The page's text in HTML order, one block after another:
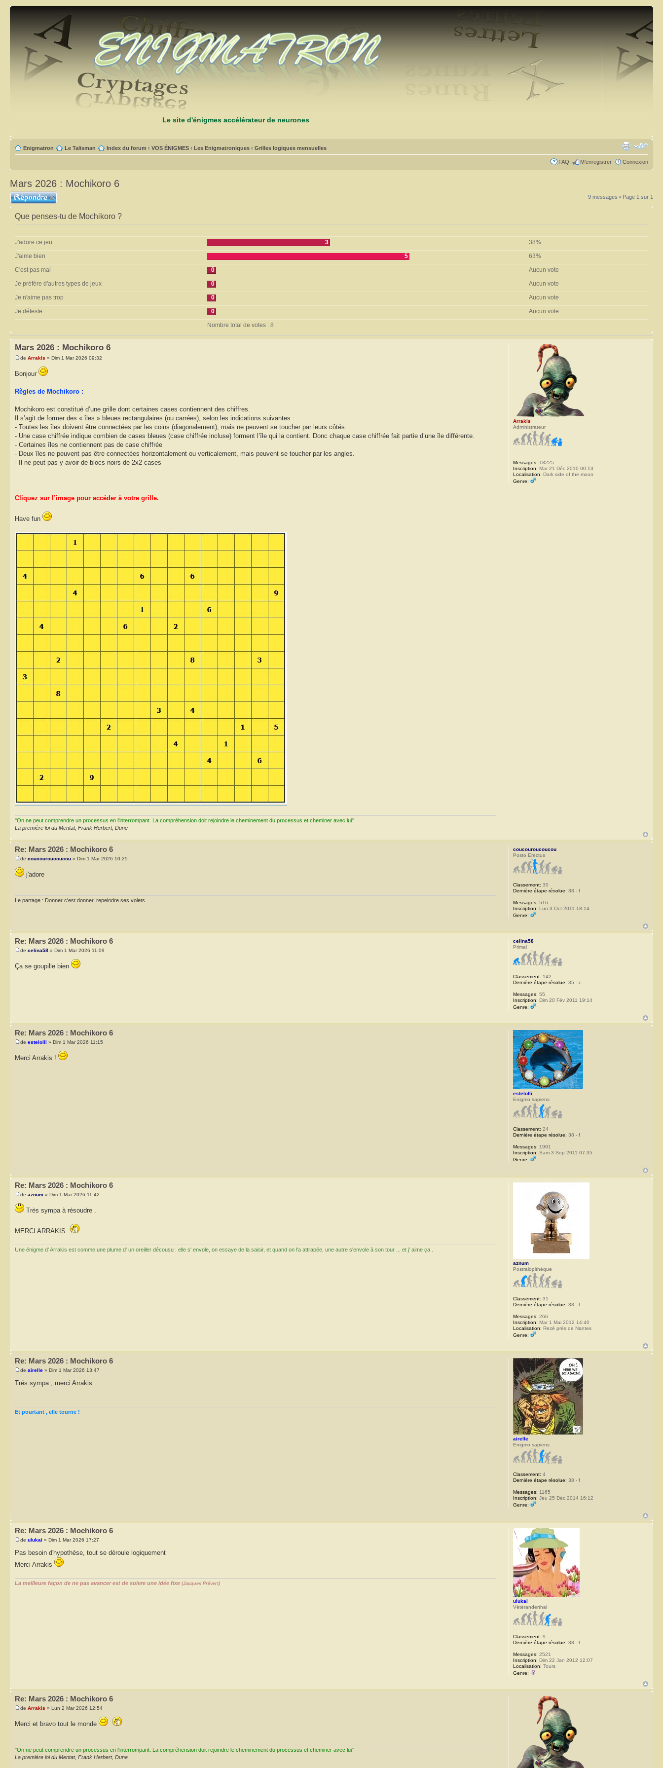
Le site d'énigmes accélérateur de neurones
Enigmatron Le Talisman Index du forum ‹ VOS ÉNIGMES ‹ Les Enigmatroniques ‹ Grilles logiques mensuelles
FAQ M’enregistrer Connexion
Mars 2026 : Mochikoro 6
Répondre 9 messages • Page 1 sur 1
Que penses-tu de Mochikoro ?
J'adore ce jeu 3
38%
J'aime bien
5
63%
C'est pas mal
0
Aucun vote
Je préfère d'autres types de jeux
0
Aucun vote
Je n'aime pas trop
0
Aucun vote
Je déteste
0
Aucun vote
Nombre total de votes : 8
Mars 2026 : Mochikoro 6
de Arrakis » Dim 1 Mar 2026 09:32
Bonjour
Règles de Mochikoro :
Mochikoro est constitué d’une grille dont certaines cases contiennent des chiffres.
Il s’agit de former des « îles » bleues rectangulaires (ou carrées), selon les indications suivantes :
- Toutes les îles doivent être connectées par les coins (diagonalement), mais ne peuvent se toucher par leurs côtés.
- Une case chiffrée indique combien de cases bleues (case chiffrée incluse) forment l’île qui la contient. Donc chaque case chiffrée fait partie d’une île différente.
- Certaines îles ne contiennent pas de case chiffrée
- Deux îles ne peuvent pas être connectées horizontalement ou verticalement, mais peuvent se toucher par les angles.
- Il ne peut pas y avoir de blocs noirs de 2x2 cases
Cliquez sur l’image pour accéder à votre grille.
Have fun
"On ne peut comprendre un processus en l'interrompant. La compréhension doit rejoindre le cheminement du processus et cheminer avec lui"
La première loi du Mentat, Frank Herbert, Dune
Arrakis
Administrateur
Messages: 18225
Inscription: Mar 21 Déc 2010 00:13
Localisation: Dark side of the moon
Genre:
Re: Mars 2026 : Mochikoro 6
de coucouroucoucou » Dim 1 Mar 2026 10:25
j'adore
Le partage : Donner c'est donner, repeindre ses volets...
coucouroucoucou
Posto Erectus
Classement: 30
Dernière étape résolue: 38 - f
Messages: 516
Inscription: Lun 3 Oct 2011 18:14
Genre:
Re: Mars 2026 : Mochikoro 6
de celina58 » Dim 1 Mar 2026 11:09
Ça se goupille bien
celina58
Primal
Classement: 142
Dernière étape résolue: 35 - c
Messages: 55
Inscription: Dim 20 Fév 2011 19:14
Genre:
Re: Mars 2026 : Mochikoro 6
de estelolli » Dim 1 Mar 2026 11:15
Merci Arrakis !
estelolli
Enigmo sapiens
Classement: 24
Dernière étape résolue: 38 - f
Messages: 1991
Inscription: Sam 3 Sep 2011 07:35
Genre:
Re: Mars 2026 : Mochikoro 6
de aznum » Dim 1 Mar 2026 11:42
Très sympa à résoudre .
MERCI ARRAKIS
Une énigme d' Arrakis est comme une plume d' un oreiller décousu : elle s' envole, on essaye de la saisir, et quand on l'a attrapée, une autre s'envole à son tour ... et j' aime ça .
aznum
Postralopithèque
Classement: 31
Dernière étape résolue: 38 - f
Messages: 266
Inscription: Mar 1 Mai 2012 14:40
Localisation: Rezé près de Nantes
Genre:
Re: Mars 2026 : Mochikoro 6
de airelle » Dim 1 Mar 2026 13:47
Trés sympa , merci Arrakis .
Et pourtant , elle tourne !
airelle
Enigmo sapiens
Classement: 4
Dernière étape résolue: 38 - f
Messages: 1165
Inscription: Jeu 25 Déc 2014 16:12
Genre:
Re: Mars 2026 : Mochikoro 6
de ulukai » Dim 1 Mar 2026 17:27
Pas besoin d'hypothèse, tout se déroule logiquement
Merci Arrakis
La meilleure façon de ne pas avancer est de suivre une idée fixe (Jacques Prévert)
ulukai
Vétéranderthal
Classement: 9
Dernière étape résolue: 38 - f
Messages: 2521
Inscription: Dim 22 Jan 2012 12:07
Localisation: Tours
Genre:
Re: Mars 2026 : Mochikoro 6
de Arrakis » Lun 2 Mar 2026 12:54
Merci et bravo tout le monde
"On ne peut comprendre un processus en l'interrompant. La compréhension doit rejoindre le cheminement du processus et cheminer avec lui"
La première loi du Mentat, Frank Herbert, Dune